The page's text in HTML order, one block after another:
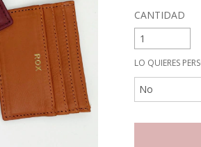
CANTIDAD
LO QUIERES